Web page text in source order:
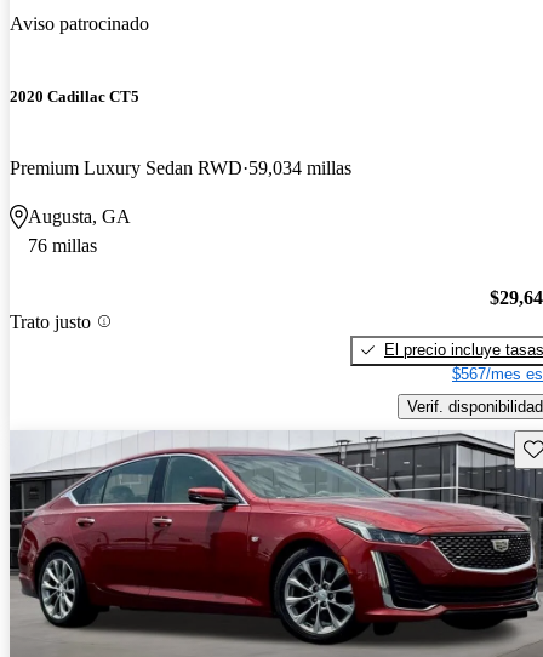
Aviso patrocinado
2020 Cadillac CT5
Premium Luxury Sedan RWD 59,034 millas
Augusta, GA
76 millas
Trato justo
El precio incluye tasas
$567/mes
Verif. disponibilidad